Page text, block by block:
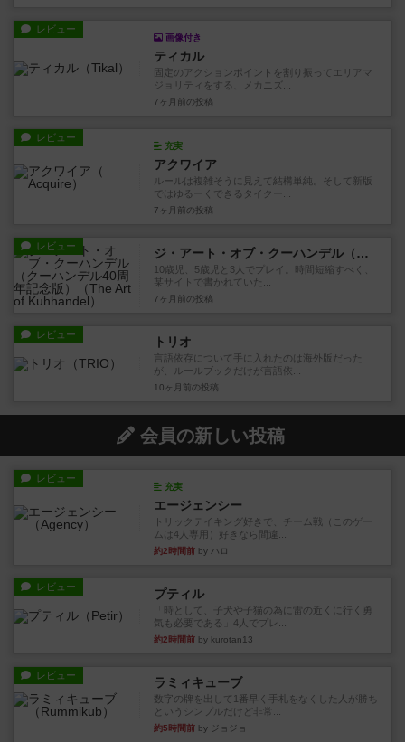
レビュー
画像付き
ティカル
固定のアクションポイントを割り振ってエリアマ
ジョリティをする、メカニズ...
7ヶ月前 の投稿
レビュー
充実
アクワイア
ルールは複雑そうに見えて結構単純。そして新版
ではゆるーくできるタイクー...
7ヶ月前 の投稿
レビュー ジ・アート・オブ・クーハンデル（クーハンデル40周年記念版）
10歳児、5歳児と3人でプレイ。時間短縮すべく、
某サイトで書かれていた...
7ヶ月前 の投稿
レビュー トリオ
言語依存について手に入れたのは海外版だった
が、ルールブックだけが言語依...
10ヶ月前 の投稿
会員の新しい投稿
レビュー
充実
エージェンシー
トリックテイキング好きで、チーム戦（このゲー
ムは4人専用）好きなら間違...
約2時間前 by ハロ
レビュー プティル
「時として、子犬や子猫の為に雷の近くに行く勇
気も必要である」4人でプレ...
約2時間前 by kurotan13
レビュー ラミィキューブ
数字の牌を出して1番早く手札をなくした人が勝ち
というシンプルだけど非常...
約5時間前 by ジョジョ